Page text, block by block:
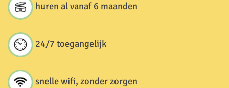
huren al vanaf 6 maanden
24/7 toegangelijk
snelle wifi, zonder zorgen